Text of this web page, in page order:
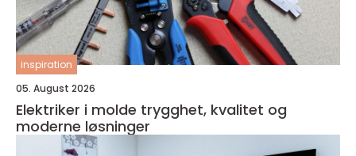
inspiration
05. August 2026
Elektriker i molde trygghet, kvalitet og
moderne løsninger